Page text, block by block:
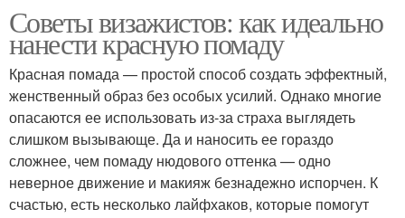
Советы визажистов: как идеально
нанести красную помаду
Красная помада — простой способ создать эффектный,
женственный образ без особых усилий. Однако многие
опасаются ее использовать из-за страха выглядеть
слишком вызывающе. Да и наносить ее гораздо
сложнее, чем помаду нюдового оттенка — одно
неверное движение и макияж безнадежно испорчен. К
счастью, есть несколько лайфхаков, которые помогут